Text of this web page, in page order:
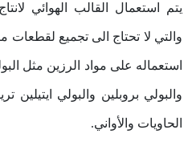
يتم استعمال القالب الهوائي
والتي لا تحتاج الى تجميع لقطعات
استعماله على مواد الرزين مثل
والبولي بروبلين والبولي ايتيلين
الحاويات والأواني.